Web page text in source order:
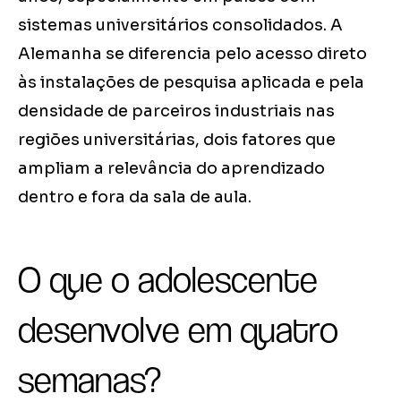
sistemas universitários consolidados. A
Alemanha se diferencia pelo acesso direto
às instalações de pesquisa aplicada e pela
densidade de parceiros industriais nas
regiões universitárias, dois fatores que
ampliam a relevância do aprendizado
dentro e fora da sala de aula.
O que o adolescente
desenvolve em quatro
semanas?